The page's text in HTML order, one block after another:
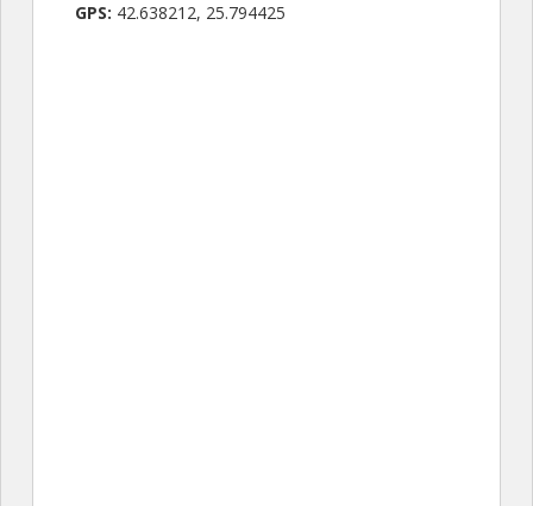
GPS: 42.638212, 25.794425